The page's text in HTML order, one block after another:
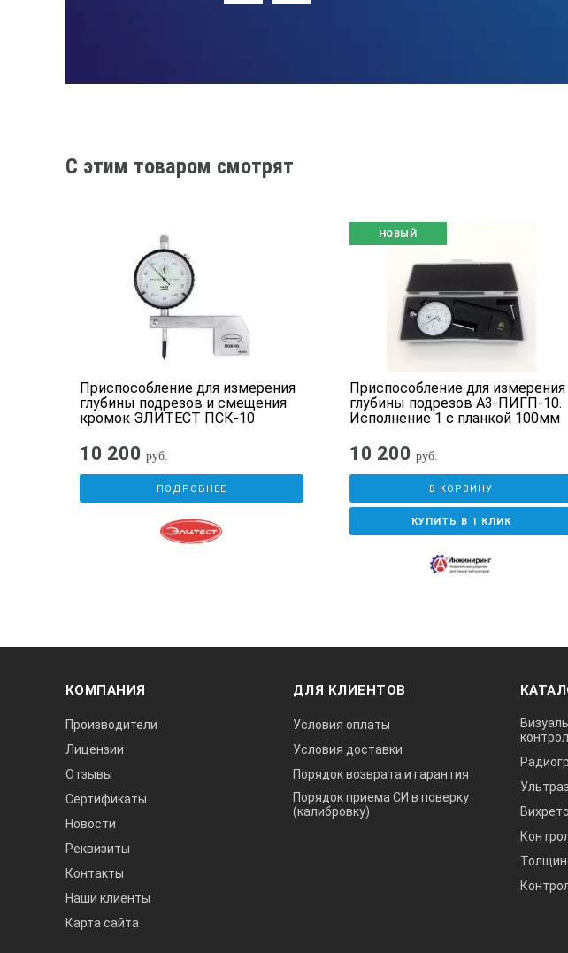
C этим товаром смотрят
Приспособление для измерения
глубины подрезов и смещения
кромок ЭЛИТЕСТ ПСК-10
10 200 руб.
ПОДРОБНЕЕ
НОВЫЙ
Приспособление для измерения
глубины подрезов А3-ПИГП-10.
Исполнение 1 с планкой 100мм
10 200 руб.
В КОРЗИНУ
КУПИТЬ В 1 КЛИК
КОМПАНИЯ
Производители
Лицензии
Отзывы
Сертификаты
Новости
Реквизиты
Контакты
Наши клиенты
Карта сайта
ДЛЯ КЛИЕНТОВ
Условия оплаты
Условия доставки
Порядок возврата и гарантия
Порядок приема СИ в поверку
(калибровку)